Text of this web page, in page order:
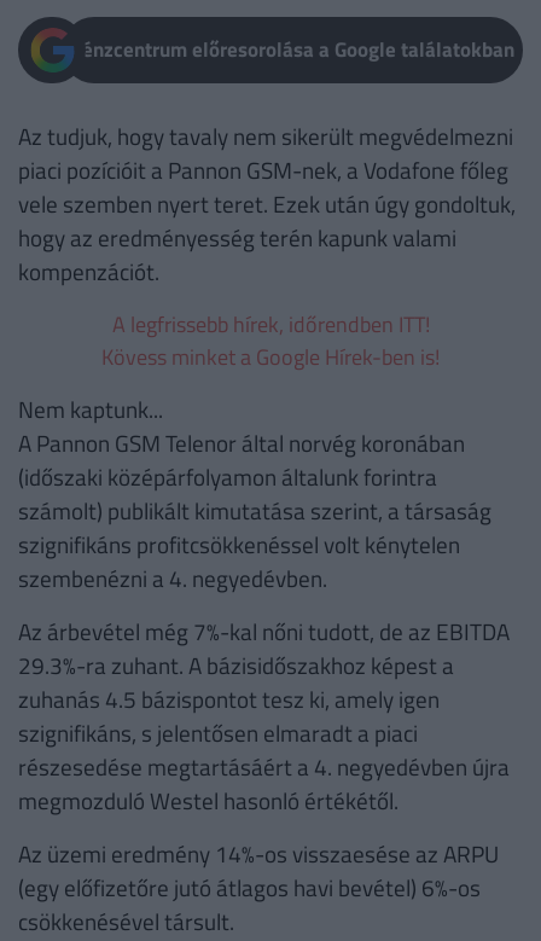
Pénzcentrum előresorolása a Google találatokban
Az tudjuk, hogy tavaly nem sikerült megvédelmezni
piaci pozícióit a Pannon GSM-nek, a Vodafone főleg
vele szemben nyert teret. Ezek után úgy gondoltuk,
hogy az eredményesség terén kapunk valami
kompenzációt.
A legfrissebb hírek, időrendben ITT!
Kövess minket a Google Hírek-ben is!
Nem kaptunk...
A Pannon GSM Telenor által norvég koronában
(időszaki középárfolyamon általunk forintra
számolt) publikált kimutatása szerint, a társaság
szignifikáns profitcsökkenéssel volt kénytelen
szembenézni a 4. negyedévben.
Az árbevétel még 7%-kal nőni tudott, de az EBITDA
29.3%-ra zuhant. A bázisidőszakhoz képest a
zuhanás 4.5 bázispontot tesz ki, amely igen
szignifikáns, s jelentősen elmaradt a piaci
részesedése megtartásáért a 4. negyedévben újra
megmozduló Westel hasonló értékétől.
Az üzemi eredmény 14%-os visszaesése az ARPU
(egy előfizetőre jutó átlagos havi bevétel) 6%-os
csökkenésével társult.